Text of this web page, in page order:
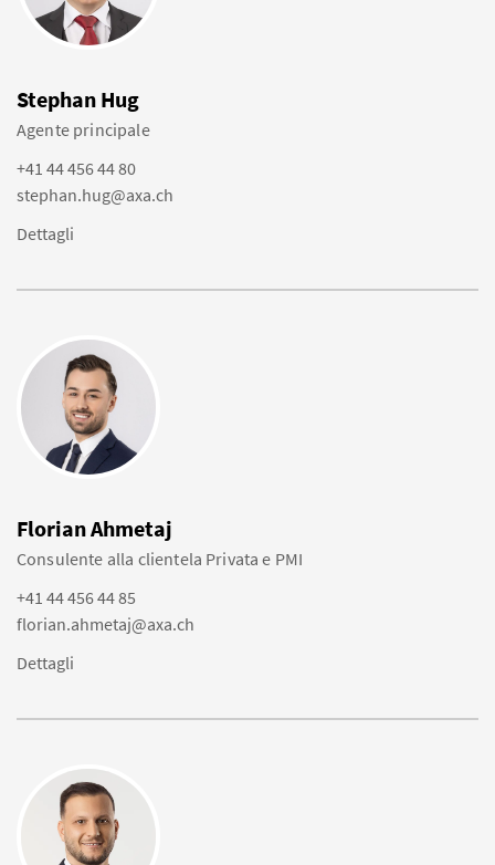
Stephan Hug
Agente principale
+41 44 456 44 80
stephan.hug@axa.ch
Dettagli
Florian Ahmetaj
Consulente alla clientela Privata e PMI
+41 44 456 44 85
florian.ahmetaj@axa.ch
Dettagli